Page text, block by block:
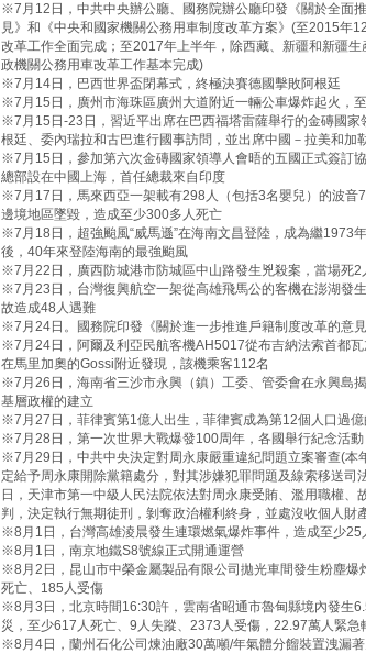
※7月12日，中共中央辦公廳、國務院辦公廳印發《關於全面
見》和《中央和國家機關公務用車制度改革方案》(至2015年
改革工作全面完成；至2017年上半年，除西藏、新疆和新疆
政機關公務用車改革工作基本完成)
※7月14日，巴西世界盃閉幕式，終極決賽德國擊敗阿根廷
※7月15日，廣州市海珠區廣州大道附近一輛公車爆炸起火，
※7月15日-23日，習近平出席在巴西福塔雷薩舉行的金磚國家
根廷、委內瑞拉和古巴進行國事訪問，並出席中國－拉美和加
※7月15日，參加第六次金磚國家領導人會晤的五國正式簽訂
總部設在中國上海，首任總裁來自印度
※7月17日，馬來西亞一架載有298人（包括3名嬰兒）的波音
邊境地區墜毀，造成至少300多人死亡
※7月18日，超強颱風“威馬遜”在海南文昌登陸，成為繼1973
後，40年來登陸海南的最強颱風
※7月22日，廣西防城港市防城區中山路發生兇殺案，當場死
※7月23日，台灣復興航空一架從高雄飛馬公的客機在澎湖發
故造成48人遇難
※7月24日。國務院印發《關於進一步推進戶籍制度改革的意見
※7月24日，阿爾及利亞民航客機AH5017從布吉納法索首都
在馬里加奧的Gossi附近發現，該機乘客112名
※7月26日，海南省三沙市永興（鎮）工委、管委會在永興島
基層政權的建立
※7月27日，菲律賓第1億人出生，菲律賓成為第12個人口過億
※7月28日，第一次世界大戰爆發100周年，各國舉行紀念活動
※7月29日，中共中央決定對周永康嚴重違紀問題立案審查(本
定給予周永康開除黨籍處分，對其涉嫌犯罪問題及線索移送司
日，天津市第一中級人民法院依法對周永康受賄、濫用職權、
判，決定執行無期徒刑，剝奪政治權利終身，並處沒收個人財
※8月1日，台灣高雄淩晨發生連環燃氣爆炸事件，造成至少25
※8月1日，南京地鐵S8號線正式開通運營
※8月2日，昆山市中榮金屬製品有限公司拋光車間發生粉塵爆
死亡、185人受傷
※8月3日，北京時間16:30許，雲南省昭通市魯甸縣境內發生
災，至少617人死亡、9人失蹤、2373人受傷，22.97萬人緊急
※8月4日，蘭州石化公司煉油廠30萬噸/年氣體分餾裝置洩漏著